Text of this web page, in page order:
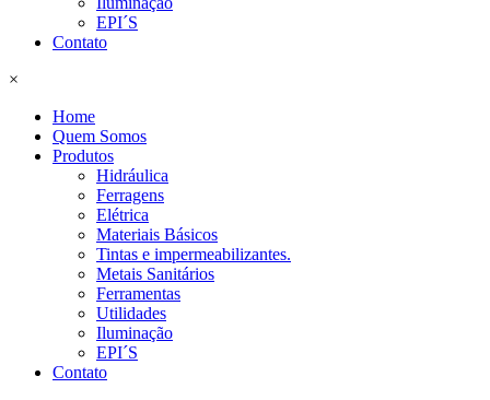
EPI´S
Contato
×
Home
Quem Somos
Produtos
Hidráulica
Ferragens
Elétrica
Materiais Básicos
Tintas e impermeabilizantes.
Metais Sanitários
Ferramentas
Utilidades
Iluminação
EPI´S
Contato